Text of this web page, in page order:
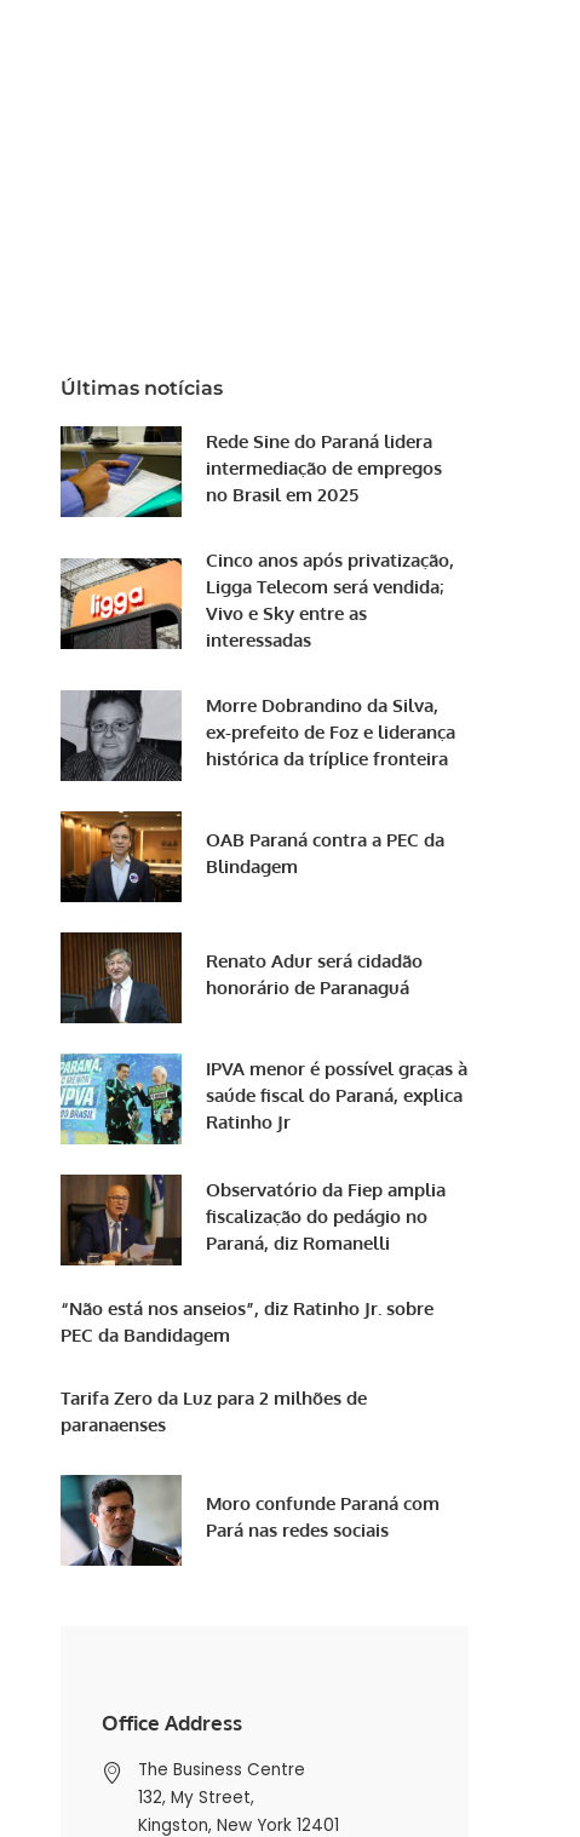
Últimas notícias
Rede Sine do Paraná lidera
intermediação de empregos
no Brasil em 2025
Cinco anos após privatização,
Ligga Telecom será vendida;
Vivo e Sky entre as
interessadas
Morre Dobrandino da Silva,
ex-prefeito de Foz e liderança
histórica da tríplice fronteira
OAB Paraná contra a PEC da
Blindagem
Renato Adur será cidadão
honorário de Paranaguá
IPVA menor é possível graças à
saúde fiscal do Paraná, explica
Ratinho Jr
Observatório da Fiep amplia
fiscalização do pedágio no
Paraná, diz Romanelli
“Não está nos anseios”, diz Ratinho Jr. sobre
PEC da Bandidagem
Tarifa Zero da Luz para 2 milhões de
paranaenses
Moro confunde Paraná com
Pará nas redes sociais
Office Address
The Business Centre
132, My Street,
Kingston, New York 12401